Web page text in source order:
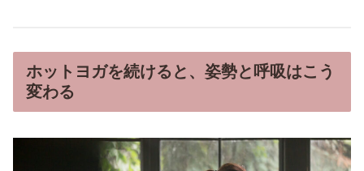
ホットヨガを続けると、姿勢と呼吸はこう
変わる